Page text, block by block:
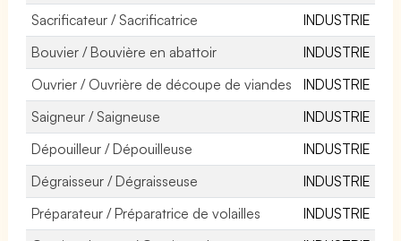
Sacrificateur / Sacrificatrice
INDUSTRIE
Bouvier / Bouvière en abattoir
INDUSTRIE
Ouvrier / Ouvrière de découpe de viandes
INDUSTRIE
Saigneur / Saigneuse
INDUSTRIE
Dépouilleur / Dépouilleuse
INDUSTRIE
Dégraisseur / Dégraisseuse
INDUSTRIE
Préparateur / Préparatrice de volailles
INDUSTRIE